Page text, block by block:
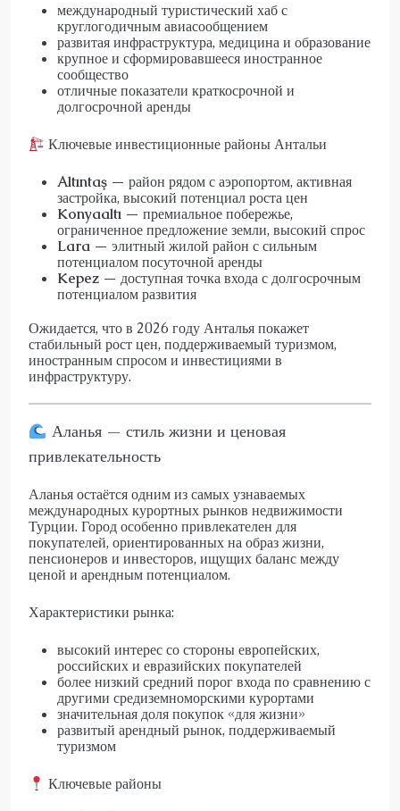
международный туристический хаб с
круглогодичным авиасообщением
развитая инфраструктура, медицина и образование
крупное и сформировавшееся иностранное
сообщество
отличные показатели краткосрочной и
долгосрочной аренды
Ключевые инвестиционные районы Антальи
Altıntaş — район рядом с аэропортом, активная
застройка, высокий потенциал роста цен
Konyaaltı — премиальное побережье,
ограниченное предложение земли, высокий спрос
Lara — элитный жилой район с сильным
потенциалом посуточной аренды
Kepez — доступная точка входа с долгосрочным
потенциалом развития
Ожидается, что в 2026 году Анталья покажет
стабильный рост цен, поддерживаемый туризмом,
иностранным спросом и инвестициями в
инфраструктуру.
Аланья — стиль жизни и ценовая
привлекательность
Аланья остаётся одним из самых узнаваемых
международных курортных рынков недвижимости
Турции. Город особенно привлекателен для
покупателей, ориентированных на образ жизни,
пенсионеров и инвесторов, ищущих баланс между
ценой и арендным потенциалом.
Характеристики рынка:
высокий интерес со стороны европейских,
российских и евразийских покупателей
более низкий средний порог входа по сравнению с
другими средиземноморскими курортами
значительная доля покупок «для жизни»
развитый арендный рынок, поддерживаемый
туризмом
Ключевые районы